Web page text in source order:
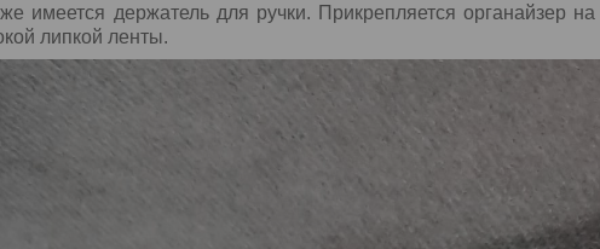
имеется держатель для ручки. Прикрепляется органайзер
липкой ленты.